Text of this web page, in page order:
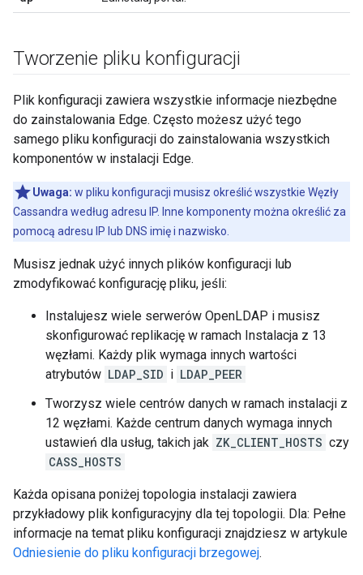
Tworzenie pliku konfiguracji
Plik konfiguracji zawiera wszystkie informacje niezbędne
do zainstalowania Edge. Często możesz użyć tego
samego pliku konfiguracji do zainstalowania wszystkich
komponentów w instalacji Edge.
Uwaga: w pliku konfiguracji musisz określić wszystkie Węzły
Cassandra według adresu IP. Inne komponenty można określić za
pomocą adresu IP lub DNS imię i nazwisko.
Musisz jednak użyć innych plików konfiguracji lub
zmodyfikować konfigurację pliku, jeśli:
Instalujesz wiele serwerów OpenLDAP i musisz
skonfigurować replikację w ramach Instalacja z 13
węzłami. Każdy plik wymaga innych wartości
atrybutów LDAP_SID i LDAP_PEER
Tworzysz wiele centrów danych w ramach instalacji z
12 węzłami. Każde centrum danych wymaga innych
ustawień dla usług, takich jak ZK_CLIENT_HOSTS czy
CASS_HOSTS
Każda opisana poniżej topologia instalacji zawiera
przykładowy plik konfiguracyjny dla tej topologii. Dla: Pełne
informacje na temat pliku konfiguracji znajdziesz w artykule
Odniesienie do pliku konfiguracji brzegowej.